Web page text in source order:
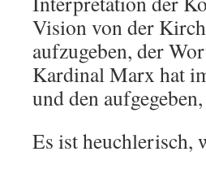
Vision von der
aufzugeben, der
Kardinal Marx hat
und den
Es ist heuchlerisch,